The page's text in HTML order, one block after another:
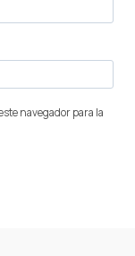
navegador para la